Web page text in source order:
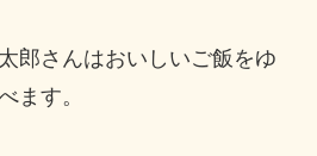
郎さんはおいしいご飯をゆ
ます。